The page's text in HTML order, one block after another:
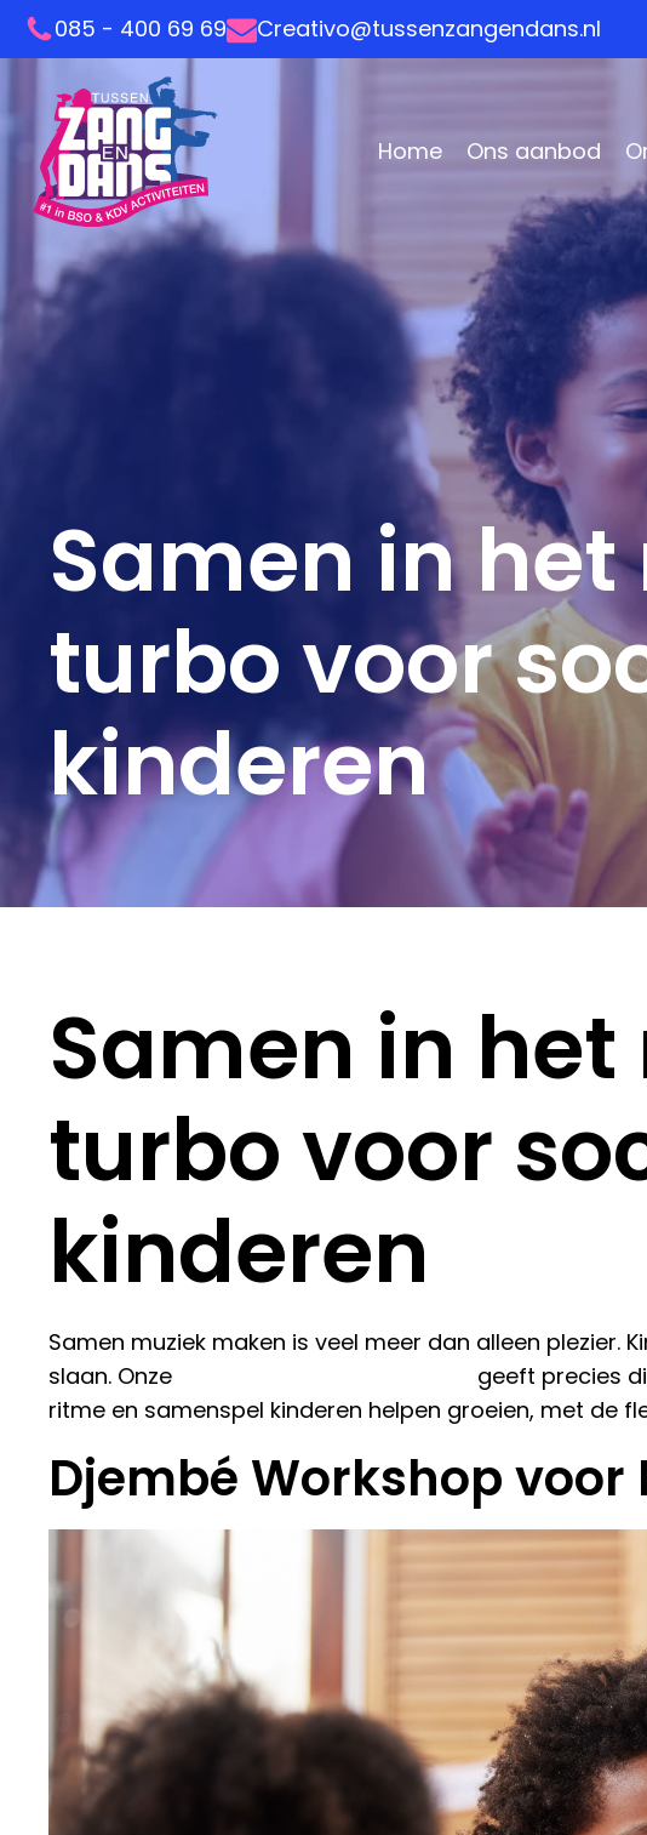
085 - 400 69 69 Creativo@tussenzangendans.nl
Home Ons aanbod
Samen in
turbo voor
kinderen
Samen in
turbo voor
kinderen
Samen muziek maken is veel meer dan alleen plezier.
slaan. Onze
geeft precies
ritme en samenspel kinderen helpen groeien, met de
Djembé Workshop voor